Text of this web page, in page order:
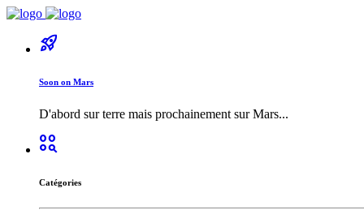
rocket_launch
Soon on Mars
D'abord sur terre mais prochainement sur Mars...
action_key
Catégories